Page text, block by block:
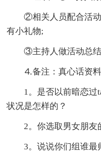
②相关人员配合活动
有小礼物;
③主持人做活动总结
⒋备注：真心话资料
1。是否以前暗恋过
状况是怎样的？
2。你选取男女朋友
3。说说你们组谁最